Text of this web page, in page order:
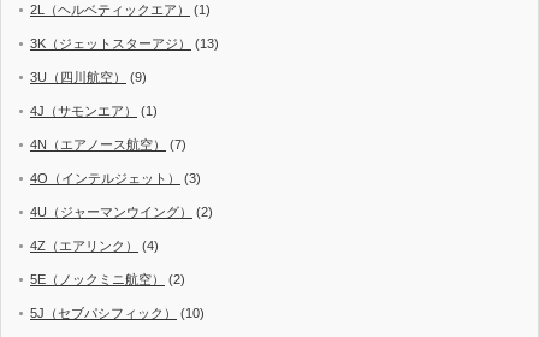
2L（ヘルベティックエア） (1)
3K（ジェットスターアジ） (13)
3U（四川航空） (9)
4J（サモンエア） (1)
4N（エアノース航空） (7)
4O（インテルジェット） (3)
4U（ジャーマンウイング） (2)
4Z（エアリンク） (4)
5E（ノックミニ航空） (2)
5J（セブパシフィック） (10)